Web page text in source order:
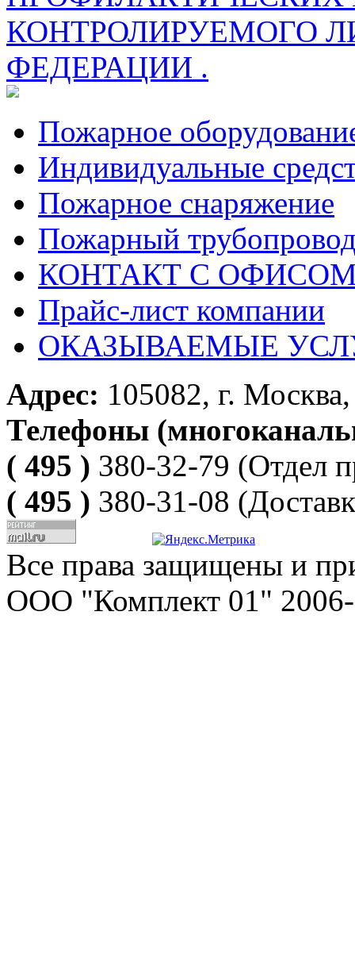
КОНТРОЛИРУЕМОГО
ФЕДЕРАЦИИ .
Пожарное
Индивидуальные
Пожарное снаряжение
Пожарный
КОНТАКТ С ОФИСОМ
Прайс-лист компании
ОКАЗЫВАЕМЫЕ
Адрес: 105082, г.
Телефоны
( 495 ) 380-32-79 (Отдел
( 495 ) 380-31-08
Все права защищены и
ООО "Комплект 01" 2006-